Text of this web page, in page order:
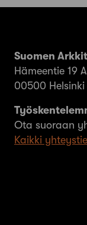
Suomen
Hämeentie 19 A
00500 Helsinki
Ota suoraan
Kaikki